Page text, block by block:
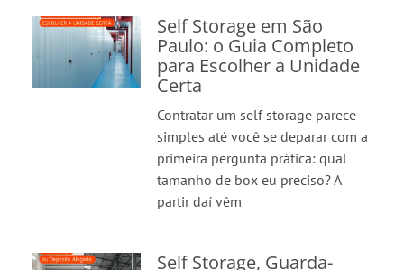
Self Storage em São
Paulo: o Guia Completo
para Escolher a Unidade
Certa
Contratar um self storage parece
simples até você se deparar com a
primeira pergunta prática: qual
tamanho de box eu preciso? A
partir daí vêm
Self Storage, Guarda-